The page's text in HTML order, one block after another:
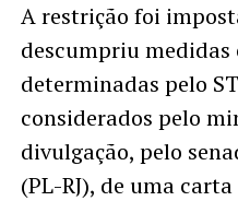
A restrição foi
descumpriu medidas
determinadas pelo
considerados pelo
divulgação, pelo
(PL-RJ), de uma